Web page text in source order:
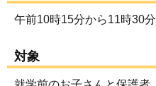
午前10時15分から11時30分
対象